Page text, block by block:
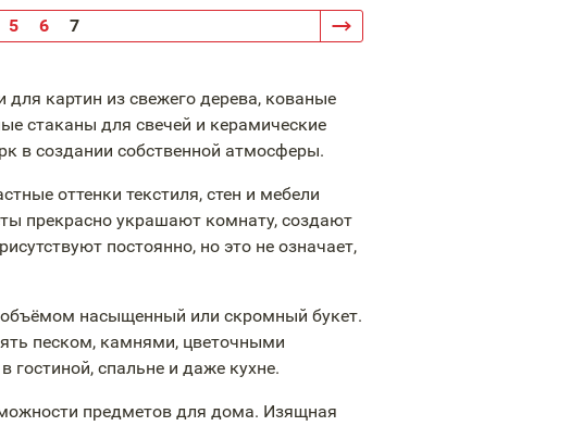
5 6 7
картин из свежего дерева, кованые
стаканы для свечей и керамические
в создании собственной атмосферы.
оттенки текстиля, стен и мебели
прекрасно украшают комнату, создают
постоянно, но это не означает,
насыщенный или скромный букет.
песком, камнями, цветочными
гостиной, спальне и даже кухне.
предметов для дома. Изящная